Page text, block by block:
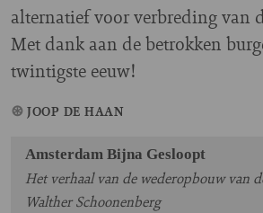
alternatief voor verbreding van
Met dank aan de betrokken
twintigste eeuw!
JOOP DE HAAN
Amsterdam Bijna Gesloopt
Het verhaal van de wederopbouw van
Walther Schoonenberg